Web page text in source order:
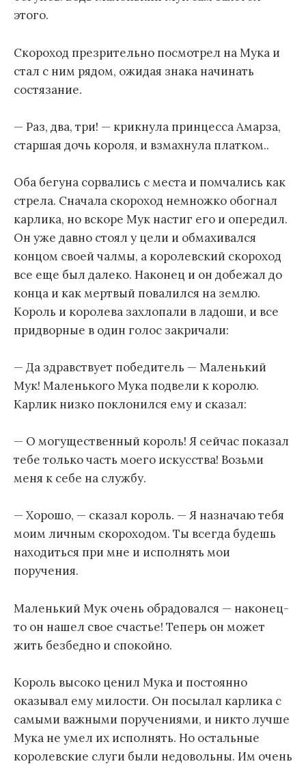
этого.
Скороход презрительно посмотрел на Мука и
стал с ним рядом, ожидая знака начинать
состязание.
— Раз, два, три! — крикнула принцесса Амарза,
старшая дочь короля, и взмахнула платком..
Оба бегуна сорвались с места и помчались как
стрела. Сначала скороход немножко обогнал
карлика, но вскоре Мук настиг его и опередил.
Он уже давно стоял у цели и обмахивался
концом своей чалмы, а королевский скороход
все еще был далеко. Наконец и он добежал до
конца и как мертвый повалился на землю.
Король и королева захлопали в ладоши, и все
придворные в один голос закричали:
— Да здравствует победитель — Маленький
Мук! Маленького Мука подвели к королю.
Карлик низко поклонился ему и сказал:
— О могущественный король! Я сейчас показал
тебе только часть моего искусства! Возьми
меня к себе на службу.
— Хорошо, — сказал король. — Я назначаю тебя
моим личным скороходом. Ты всегда будешь
находиться при мне и исполнять мои
поручения.
Маленький Мук очень обрадовался — наконец-
то он нашел свое счастье! Теперь он может
жить безбедно и спокойно.
Король высоко ценил Мука и постоянно
оказывал ему милости. Он посылал карлика с
самыми важными поручениями, и никто лучше
Мука не умел их исполнять. Но остальные
королевские слуги были недовольны. Им очень